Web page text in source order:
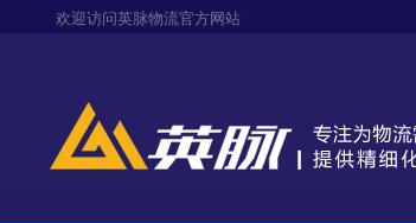
欢迎访问英脉物流官方网站